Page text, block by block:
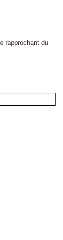
rapprochant du